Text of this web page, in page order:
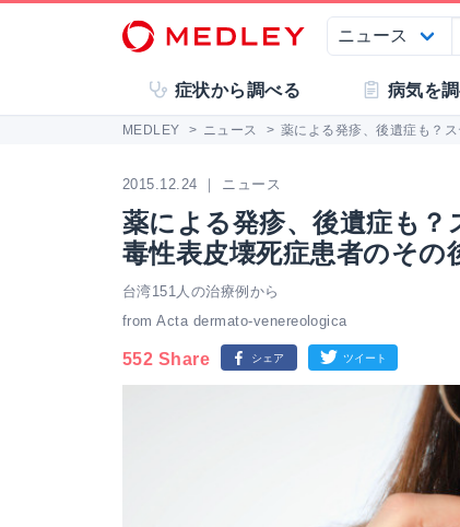
症状から調べる 病気を
MEDLEY > ニュース > 薬による発疹、後遺症も？
2015.12.24 ｜ ニュース
薬による発疹、後遺症も
毒性表皮壊死症患者のその
台湾151人の治療例から
from Acta dermato-venereologica
552 Share